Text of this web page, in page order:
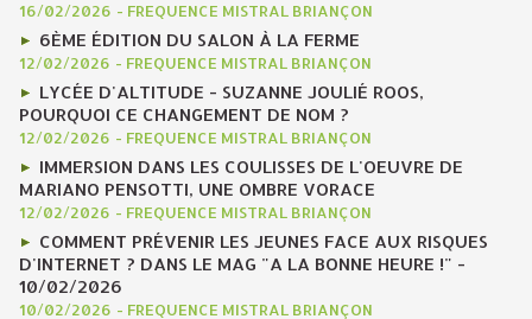
16/02/2026 - FREQUENCE MISTRAL BRIANÇON
6ÈME ÉDITION DU SALON À LA FERME
12/02/2026 - FREQUENCE MISTRAL BRIANÇON
LYCÉE D'ALTITUDE - SUZANNE JOULIÉ ROOS,
POURQUOI CE CHANGEMENT DE NOM ?
12/02/2026 - FREQUENCE MISTRAL BRIANÇON
IMMERSION DANS LES COULISSES DE L'OEUVRE DE
MARIANO PENSOTTI, UNE OMBRE VORACE
12/02/2026 - FREQUENCE MISTRAL BRIANÇON
COMMENT PRÉVENIR LES JEUNES FACE AUX RISQUES
D'INTERNET ? DANS LE MAG "A LA BONNE HEURE !" -
10/02/2026
10/02/2026 - FREQUENCE MISTRAL BRIANÇON